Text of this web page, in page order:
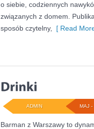
o siebie, codziennych
związanych z domem.
sposób czytelny,
[ Read
MAJ -
ADMIN
Barman z Warszawy to